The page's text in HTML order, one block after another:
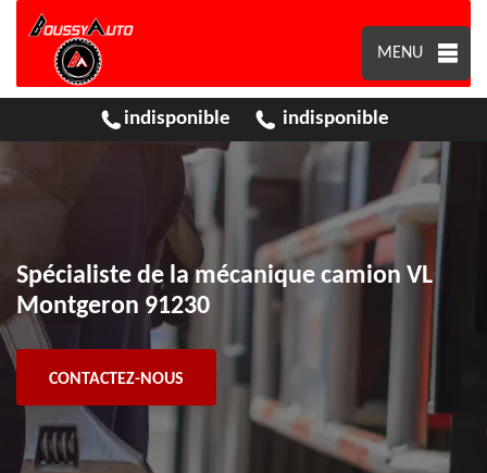
MENU
indisponible indisponible
Spécialiste de la mécanique camion VL
Montgeron 91230
CONTACTEZ-NOUS